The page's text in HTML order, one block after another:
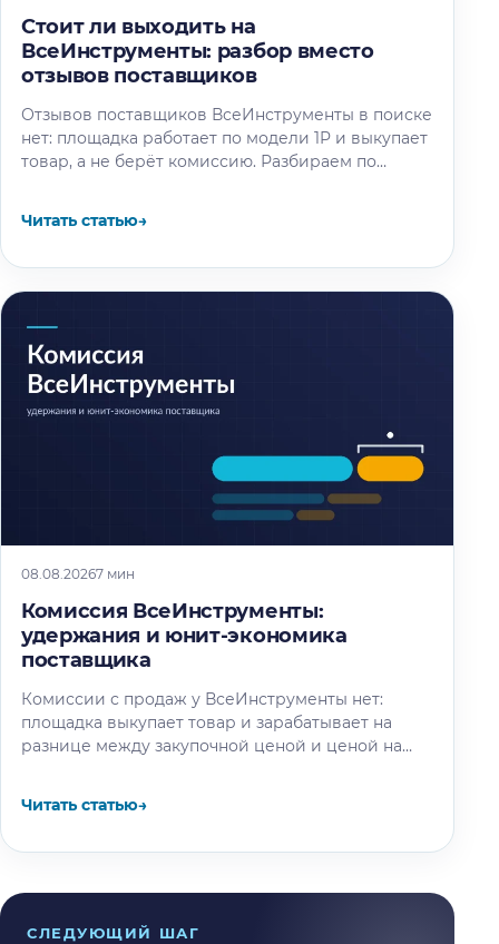
Стоит ли выходить на
ВсеИнструменты: разбор вместо
отзывов поставщиков
Отзывов поставщиков ВсеИнструменты в поиске
нет: площадка работает по модели 1P и выкупает
товар, а не берёт комиссию. Разбираем по
Читать статью→
08.08.20267 мин
Комиссия ВсеИнструменты:
удержания и юнит-экономика
поставщика
Комиссии с продаж у ВсеИнструменты нет:
площадка выкупает товар и зарабатывает на
разнице между закупочной ценой и ценой на
Читать статью→
СЛЕДУЮЩИЙ ШАГ